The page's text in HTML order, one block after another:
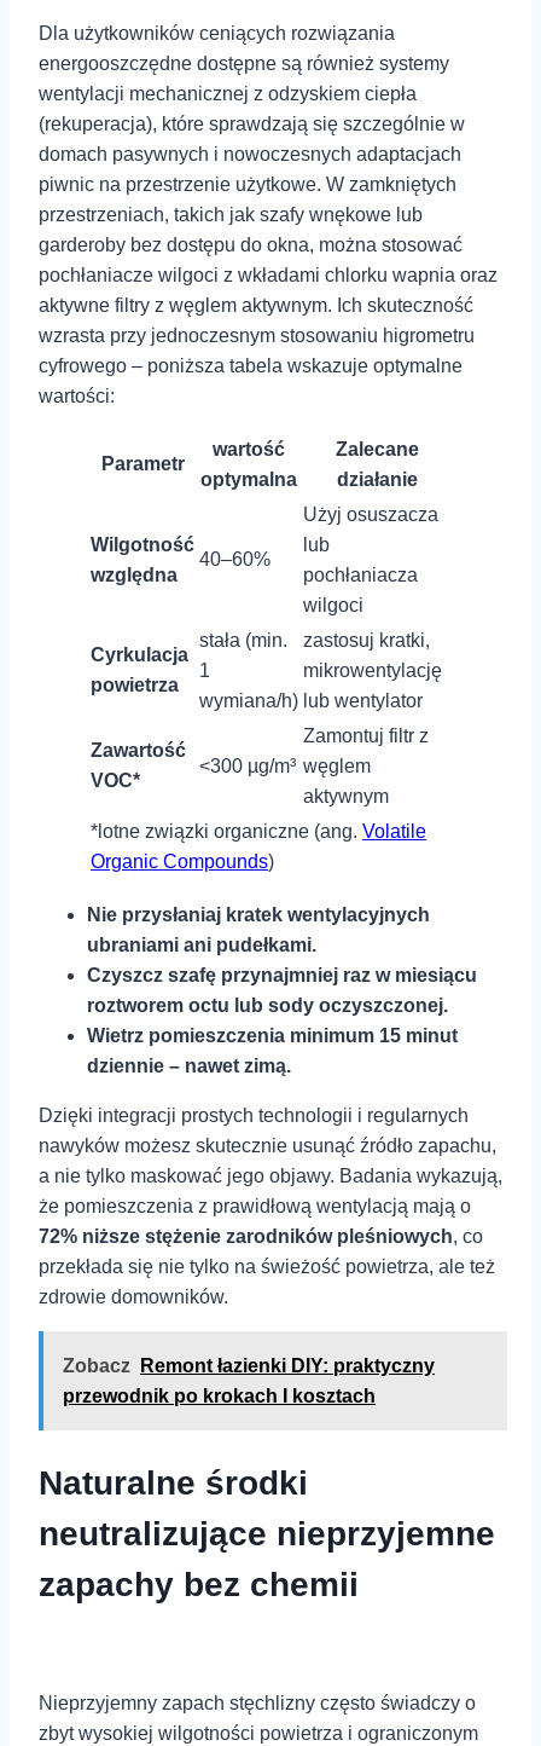
Dla ⁣użytkowników ceniących rozwiązania
energooszczędne⁣ dostępne są również systemy
wentylacji mechanicznej z odzyskiem ⁤ciepła
(rekuperacja),​ które sprawdzają się szczególnie w
domach pasywnych i nowoczesnych adaptacjach
‌piwnic na przestrzenie ⁣użytkowe. W zamkniętych
przestrzeniach, takich jak szafy wnękowe‌ lub
‌garderoby ⁣bez dostępu‌ do okna,‍ można stosować
pochłaniacze wilgoci ⁤z wkładami chlorku wapnia oraz
aktywne filtry z węglem aktywnym. Ich skuteczność
wzrasta przy jednoczesnym stosowaniu higrometru
⁣cyfrowego – poniższa tabela⁤ wskazuje optymalne
⁣wartości:
Parametr
wartość
‍optymalna
Zalecane
działanie
Wilgotność
względna
40–60%
Użyj osuszacza
‍lub
pochłaniacza
wilgoci
Cyrkulacja
powietrza
stała (min.‌
1
wymiana/h)
zastosuj kratki,
mikrowentylację
lub ‍wentylator
Zawartość
VOC*
<300 µg/m³
Zamontuj filtr z
węglem
aktywnym
*lotne związki organiczne (ang. ⁢Volatile
Organic Compounds)
Nie ‌przysłaniaj kratek wentylacyjnych
ubraniami ani pudełkami.
Czyszcz szafę ​przynajmniej raz w miesiącu
roztworem octu ⁤lub sody oczyszczonej.
Wietrz pomieszczenia minimum 15 minut
dziennie – ⁣nawet zimą.
Dzięki​ integracji prostych technologii i⁢ regularnych
nawyków możesz skutecznie usunąć źródło zapachu,
a nie ‌tylko​ maskować jego objawy. Badania wykazują,
że pomieszczenia z prawidłową wentylacją​ mają o
72% niższe‌ stężenie zarodników pleśniowych, co
przekłada się nie tylko na świeżość ⁣powietrza, ale też
⁤zdrowie domowników.
Zobacz
Remont łazienki DIY: praktyczny
przewodnik po krokach I kosztach
Naturalne środki
neutralizujące nieprzyjemne
zapachy bez⁢ chemii
Nieprzyjemny⁣ zapach stęchlizny często świadczy o
zbyt wysokiej wilgotności powietrza ⁢i ograniczonym